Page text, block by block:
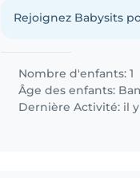
Rejoignez Babysits
Nombre d'enfants: 1
Âge des enfants:
Dernière Activité: il y